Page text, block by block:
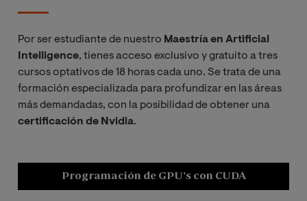
Por ser estudiante de nuestro Maestría en Artificial
Intelligence, tienes acceso exclusivo y gratuito a tres
cursos optativos de 18 horas cada uno. Se trata de una
formación especializada para profundizar en las áreas
más demandadas, con la posibilidad de obtener una
certificación de Nvidia.
Programación de GPU's con CUDA